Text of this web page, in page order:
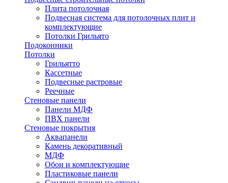
Плита потолочная
Подвесная система для потолочных плит и
комплектующие
Потолки Грильято
Подоконники
Потолки
Грильятто
Кассетные
Подвесные растровые
Реечные
Стеновые панели
Панели МДФ
ПВХ панели
Стеновые покрытия
Аквапанели
Камень декоративный
МДФ
Обои и комплектующие
Пластиковые панели